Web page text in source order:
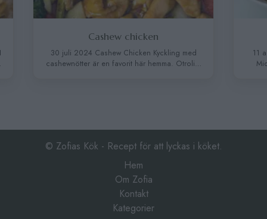
Cashew chicken
30 juli 2024 Cashew Chicken Kyckling med
cashewnötter är en favorit här hemma. Otroligt
Continued
11 aug
Middag
ingefära,
© Zofias Kök - Recept för att lyckas i köket.
Hem
Om Zofia
Kontakt
Kategorier